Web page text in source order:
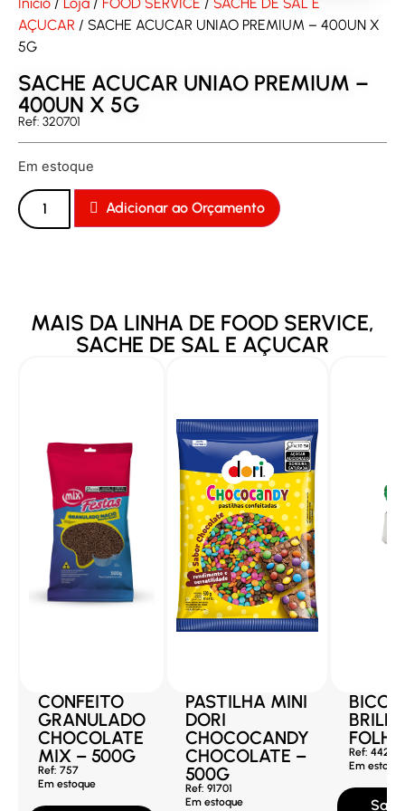
AÇUCAR / SACHE ACUCAR UNIAO PREMIUM – 400UN X
5G
SACHE ACUCAR UNIAO PREMIUM –
400UN X 5G
Ref: 320701
Em estoque
Adicionar ao Orçamento
MAIS DA LINHA DE FOOD SERVICE,
SACHE DE SAL E AÇUCAR
CONFEITO
GRANULADO
CHOCOLATE
MIX – 500G
Ref: 757
Em estoque
PASTILHA MINI
DORI
CHOCOCANDY
CHOCOLATE –
500G
Ref: 91701
Em estoque
BICO
FOLHA
Ref:
Em